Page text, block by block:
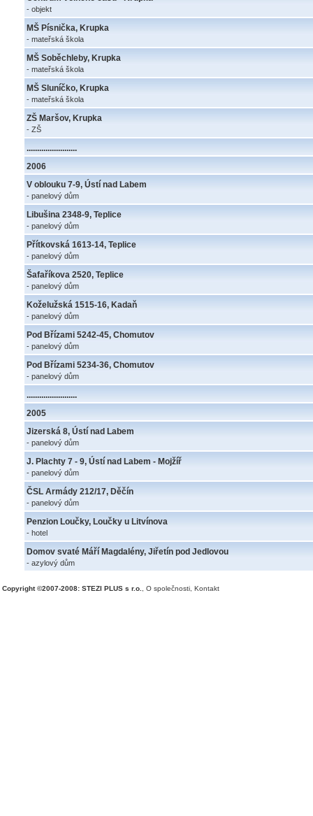
- objekt
MŠ Písnička, Krupka
- mateřská škola
MŠ Soběchleby, Krupka
- mateřská škola
MŠ Sluníčko, Krupka
- mateřská škola
ZŠ Maršov, Krupka
- ZŠ
........................
2006
V oblouku 7-9, Ústí nad Labem
- panelový dům
Libušina 2348-9, Teplice
- panelový dům
Přítkovská 1613-14, Teplice
- panelový dům
Šafaříkova 2520, Teplice
- panelový dům
Koželužská 1515-16, Kadaň
- panelový dům
Pod Břízami 5242-45, Chomutov
- panelový dům
Pod Břízami 5234-36, Chomutov
- panelový dům
........................
2005
Jizerská 8, Ústí nad Labem
- panelový dům
J. Plachty 7 - 9, Ústí nad Labem - Mojžíř
- panelový dům
ČSL Armády 212/17, Děčín
- panelový dům
Penzion Loučky, Loučky u Litvínova
- hotel
Domov svaté Máří Magdalény, Jiřetín pod Jedlovou
- azylový dům
Copyright ©2007-2008: STEZI PLUS s r.o. O společnosti Kontakt